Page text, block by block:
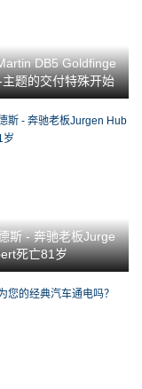
DB5 Goldfinge
题的交付特殊开始
斯 - 奔驰老板Jurge
死亡81岁